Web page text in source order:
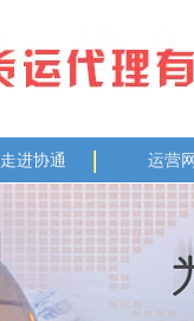
走进协通 运营